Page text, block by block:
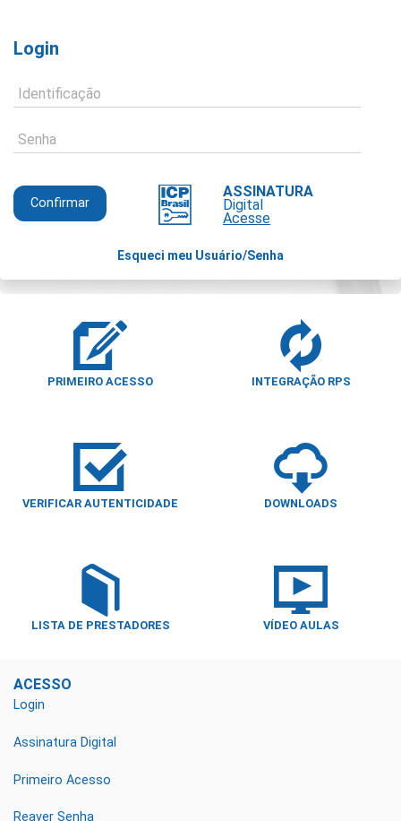
Login
Identificação
Senha
ASSINATURA
Digital
Acesse
Esqueci meu Usuário/Senha
PRIMEIRO ACESSO INTEGRAÇÃO RPS
VERIFICAR AUTENTICIDADE DOWNLOADS
LISTA DE PRESTADORES VÍDEO AULAS
ACESSO
Login
Assinatura Digital
Primeiro Acesso
Reaver Senha